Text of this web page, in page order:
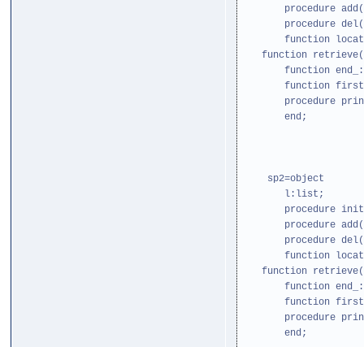
procedure
procedure
function
function
function
function
procedure
end;
sp2=object
l:list;
procedure
procedure
procedure
function
function
function
function
procedure
end;